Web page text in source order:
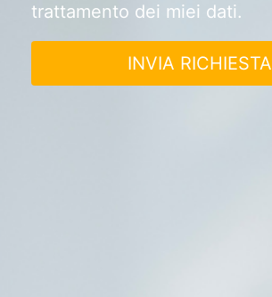
trattamento dei miei dati.
INVIA RICHIESTA